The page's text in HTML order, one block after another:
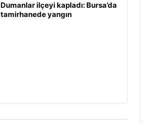
Dumanlar ilçeyi kapladı: Bursa’da
tamirhanede yangın